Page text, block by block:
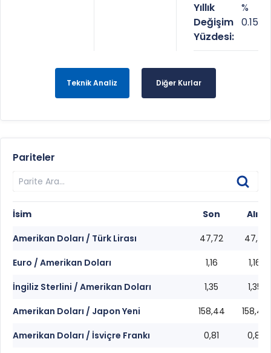
Yıllık
Değişim
Yüzdesi:
%
0.15
Teknik Analiz Diğer Kurlar
Pariteler
İsim Son
Alış
Amerikan Doları / Türk Lirası
47,72
47,71
Euro / Amerikan Doları
1,16
1,16
İngiliz Sterlini / Amerikan Doları
1,35
1,35
Amerikan Doları / Japon Yeni
158,44
158,43
Amerikan Doları / İsviçre Frankı
0,81
0,81